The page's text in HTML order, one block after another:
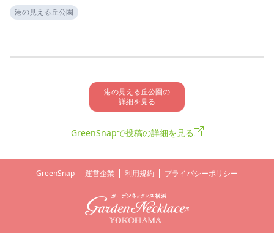
港の見える丘公園
港の見える丘公園の
詳細を見る
GreenSnapで投稿の詳細を見る
GreenSnap 運営企業 利用規約 プライバシーポリシー